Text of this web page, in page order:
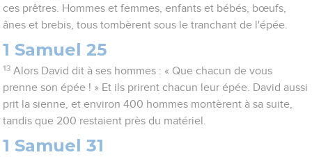
ces prêtres. Hommes et femmes, enfants et bébés, bœufs,
ânes et brebis, tous tombèrent sous le tranchant de l'épée.
1 Samuel 25
13 Alors David dit à ses hommes : « Que chacun de vous
prenne son épée ! » Et ils prirent chacun leur épée. David aussi
prit la sienne, et environ 400 hommes montèrent à sa suite,
tandis que 200 restaient près du matériel.
1 Samuel 31